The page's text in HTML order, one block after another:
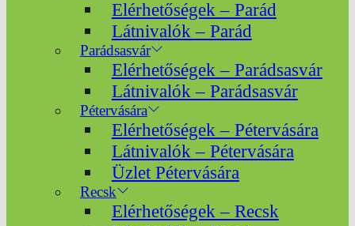
Elérhetőségek – Parád
Látnivalók – Parád
Parádsasvár
Elérhetőségek – Parádsasvár
Látnivalók – Parádsasvár
Pétervására
Elérhetőségek – Pétervására
Látnivalók – Pétervására
Üzlet Pétervására
Recsk
Elérhetőségek – Recsk